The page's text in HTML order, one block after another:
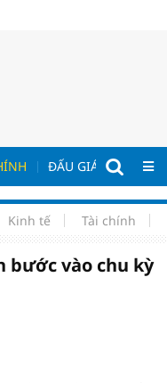
ĐẤU GIÁ - ĐẤU
Kinh tế Tài chính
bước vào chu kỳ